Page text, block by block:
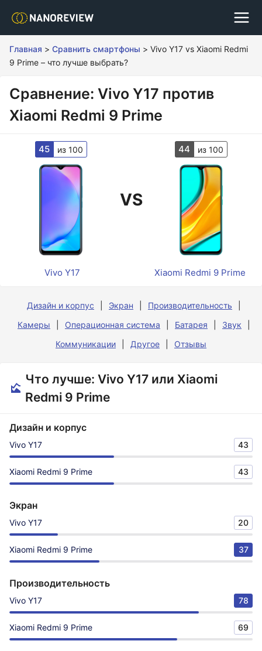
Главная > Сравнить смартфоны > Vivo Y17 vs Xiaomi Redmi
9 Prime – что лучше выбрать?
Сравнение: Vivo Y17 против
Xiaomi Redmi 9 Prime
45 из 100
VS
44 из 100
Vivo Y17 Xiaomi Redmi 9 Prime
Дизайн и корпус Экран
Производительность
Камеры
Операционная система Батарея
Звук
Коммуникации
Другое Отзывы
Что лучше: Vivo Y17 или Xiaomi
Redmi 9 Prime
Дизайн и корпус
Vivo Y17 43
Xiaomi Redmi 9 Prime 43
Экран
Vivo Y17 20
Xiaomi Redmi 9 Prime 37
Производительность
Vivo Y17 78
Xiaomi Redmi 9 Prime 69